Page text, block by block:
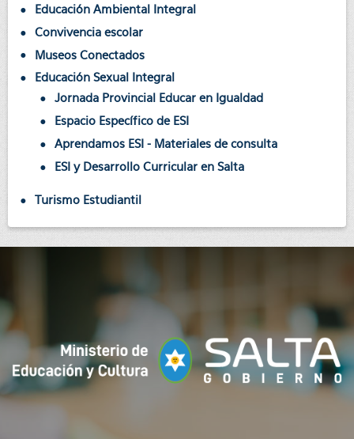
Educación Ambiental Integral
Convivencia escolar
Museos Conectados
Educación Sexual Integral
Jornada Provincial Educar en Igualdad
Espacio Específico de ESI
Aprendamos ESI - Materiales de consulta
ESI y Desarrollo Curricular en Salta
Turismo Estudiantil